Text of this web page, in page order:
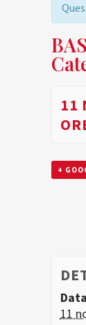
11
+
11